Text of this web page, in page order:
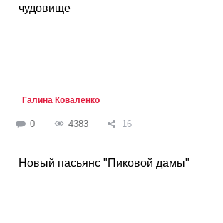
чудовище
Галина Коваленко
0 4383 16
Новый пасьянс "Пиковой дамы"